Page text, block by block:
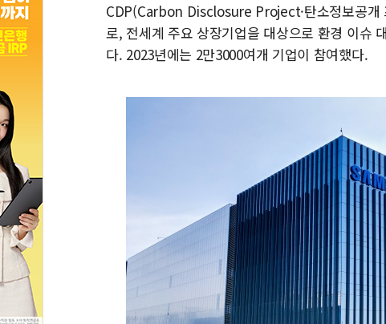
CDP(Carbon Disclosure Project·탄소정보공개
로, 전세계 주요 상장기업을 대상으로 환경 이슈
다. 2023년에는 2만3000여개 기업이 참여했다.